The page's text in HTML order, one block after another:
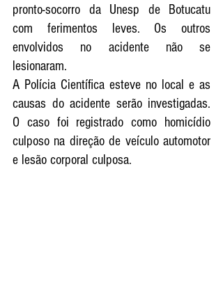
pronto-socorro da Unesp de
com ferimentos leves. Os outros
envolvidos no acidente não se
lesionaram.
A Polícia Científica esteve no local e as
causas do acidente serão investigadas.
O caso foi registrado como homicídio
culposo na direção de veículo automotor
e lesão corporal culposa.